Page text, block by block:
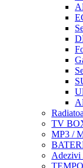
TV
MP3 /
Adezivi